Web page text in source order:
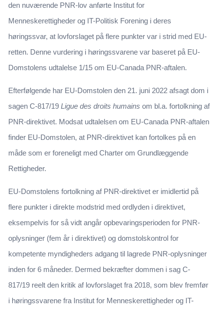
den nuværende PNR-lov anførte Institut for
Menneskerettigheder og IT-Politisk Forening i deres
høringssvar, at lovforslaget på flere punkter var i strid med EU-
retten. Denne vurdering i høringssvarene var baseret på EU-
Domstolens udtalelse 1/15 om EU-Canada PNR-aftalen.
Efterfølgende har EU-Domstolen den 21. juni 2022 afsagt dom i
sagen C-817/19 Ligue des droits humains om bl.a. fortolkning af
PNR-direktivet. Modsat udtalelsen om EU-Canada PNR-aftalen
finder EU-Domstolen, at PNR-direktivet kan fortolkes på en
måde som er foreneligt med Charter om Grundlæggende
Rettigheder.
EU-Domstolens fortolkning af PNR-direktivet er imidlertid på
flere punkter i direkte modstrid med ordlyden i direktivet,
eksempelvis for så vidt angår opbevaringsperioden for PNR-
oplysninger (fem år i direktivet) og domstolskontrol for
kompetente myndigheders adgang til lagrede PNR-oplysninger
inden for 6 måneder. Dermed bekræfter dommen i sag C-
817/19 reelt den kritik af lovforslaget fra 2018, som blev fremfør
i høringssvarene fra Institut for Menneskerettigheder og IT-